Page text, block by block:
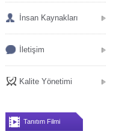
İnsan Kaynakları
İletişim
Kalite Yönetimi
Tanıtım Filmi